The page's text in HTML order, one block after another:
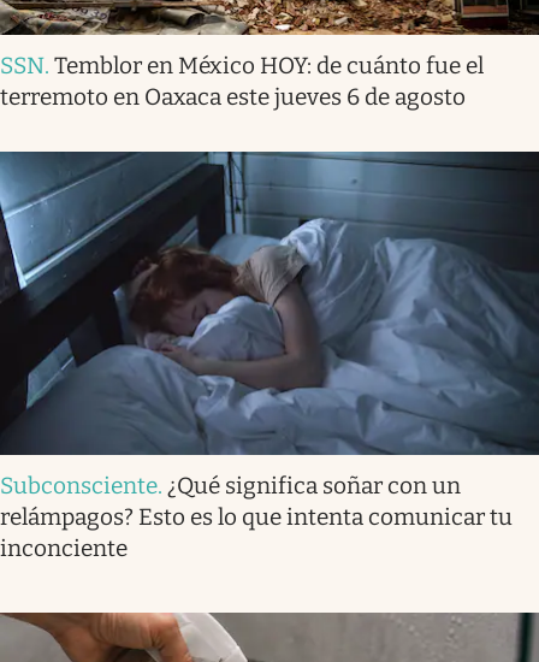
SSN. Temblor en México HOY: de cuánto fue el
terremoto en Oaxaca este jueves 6 de agosto
Subconsciente. ¿Qué significa soñar con un
relámpagos? Esto es lo que intenta comunicar tu
inconciente